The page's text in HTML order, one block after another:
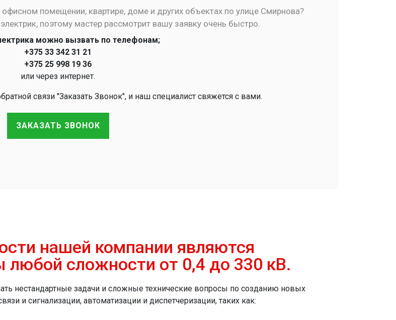
помещении, квартире, доме и других объектах по улице Смирнова?
поэтому мастер рассмотрит вашу заявку очень быстро.
можно вызвать по телефонам;
+375 33 342 31 21
+375 25 998 19 36
или через интернет.
связи "Заказать Звонок", и наш специалист свяжется с вами.
ЗАКАЗАТЬ ЗВОНОК
нашей компании являются
сложности от 0,4 до 330 кВ.
нестандартные задачи и сложные технические вопросы по созданию новых
и сигнализации, автоматизации и диспетчеризации, таких как: